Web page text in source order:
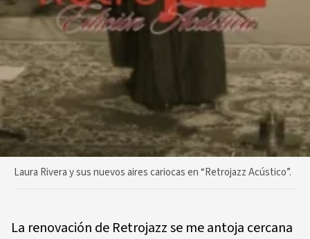
Laura Rivera y sus nuevos aires cariocas en “Retrojazz Acústico”.
La renovación de Retrojazz se me antoja cercana